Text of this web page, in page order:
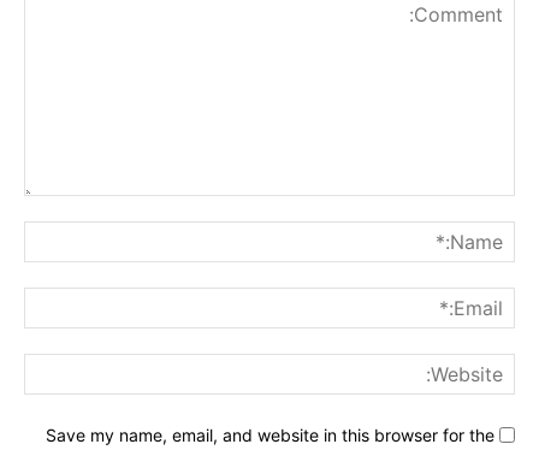
Save my name, email, and website in this browser for the